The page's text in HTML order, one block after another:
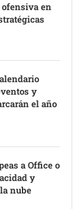
en
y
el año
a Office o
y
nube